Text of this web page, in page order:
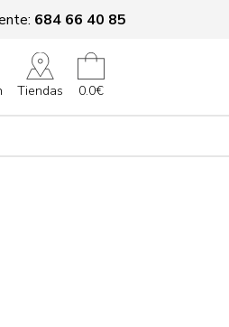
684 66 40 85
Tiendas 0.0€